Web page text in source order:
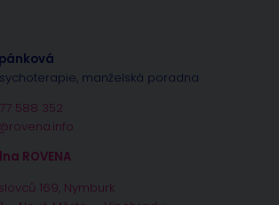
manželská poradna
588 352
ROVENA
169, Nymburk